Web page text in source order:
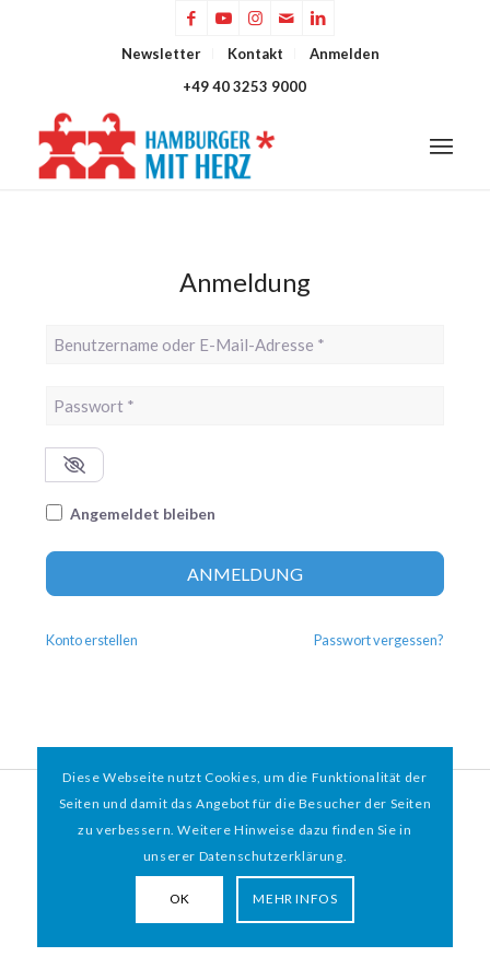
Newsletter Kontakt
Anmelden
+49 40 3253 9000
Anmeldung
Benutzername oder E-Mail-Adresse
Passwort *
Angemeldet bleiben
ANMELDUNG
Konto erstellen Passwort vergessen?
© 2026 HAMBURGER*MIT HERZ e.V. | WEBDESIGN BY WEBIGAMI
Diese Webseite nutzt Cookies, um die Funktionalität der
Seiten und damit das Angebot für die Besucher der Seiten
zu verbessern. Weitere Hinweise dazu finden Sie in
unserer Datenschutzerklärung.
OK MEHR INFOS